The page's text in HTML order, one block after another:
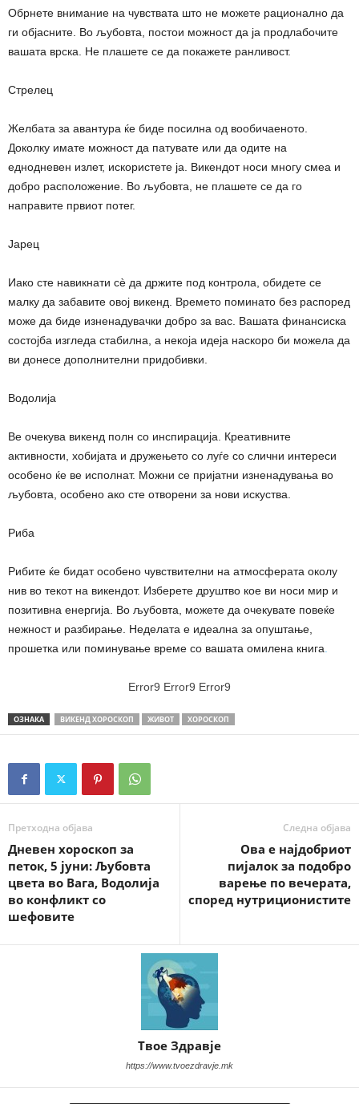
Обрнете внимание на чувствата што не можете рационално да
ги објасните. Во љубовта, постои можност да ја продлабочите
вашата врска. Не плашете се да покажете ранливост.
Стрелец
Желбата за авантура ќе биде посилна од вообичаеното.
Доколку имате можност да патувате или да одите на
еднодневен излет, искористете ја. Викендот носи многу смеа и
добро расположение. Во љубовта, не плашете се да го
направите првиот потег.
Јарец
Иако сте навикнати сè да држите под контрола, обидете се
малку да забавите овој викенд. Времето поминато без распоред
може да биде изненадувачки добро за вас. Вашата финансиска
состојба изгледа стабилна, а некоја идеја наскоро би можела да
ви донесе дополнителни придобивки.
Водолија
Ве очекува викенд полн со инспирација. Креативните
активности, хобијата и дружењето со луѓе со слични интереси
особено ќе ве исполнат. Можни се пријатни изненадувања во
љубовта, особено ако сте отворени за нови искуства.
Риба
Рибите ќе бидат особено чувствителни на атмосферата околу
нив во текот на викендот. Изберете друштво кое ви носи мир и
позитивна енергија. Во љубовта, можете да очекувате повеќе
нежност и разбирање. Неделата е идеална за опуштање,
прошетка или поминување време со вашата омилена книга
Error9 Error9 Error9
ОЗНАКА ВИКЕНД ХОРОСКОП ЖИВОТ ХОРОСКОП
Претходна објава
Дневен хороскоп за
петок, 5 јуни: Љубовта
цвета во Вага, Водолија
во конфликт со
шефовите
Следна објава
Ова е најдобриот
пијалок за подобро
варење по вечерата,
според нутриционистите
Твое Здравје
https://www.tvoezdravje.mk